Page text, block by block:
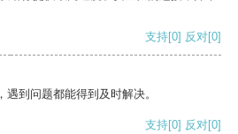
支持[0] 反对[0]
到问题都能得到及时解决。
支持[0] 反对[0]